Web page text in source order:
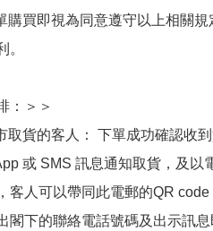
購買即視為同意遵守以上相關規
。
：＞＞
取貨的客人： 下單成功確認收
或 SMS 訊息通知取貨，及以
客人可以帶同此電郵的QR code
閣下的聯絡電話號碼及出示訊